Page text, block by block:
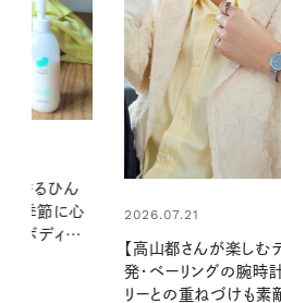
2026.07.24
る【大人気のドライシャ
PROMOTION